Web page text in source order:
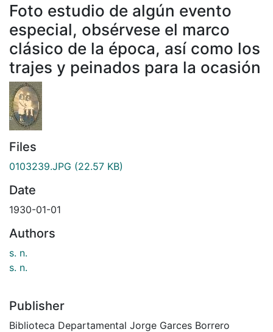
Foto estudio de algún evento
especial, obsérvese el marco
clásico de la época, así como los
trajes y peinados para la ocasión
Files
0103239.JPG (22.57 KB)
Date
1930-01-01
Authors
s. n.
s. n.
Publisher
Biblioteca Departamental Jorge Garces Borrero